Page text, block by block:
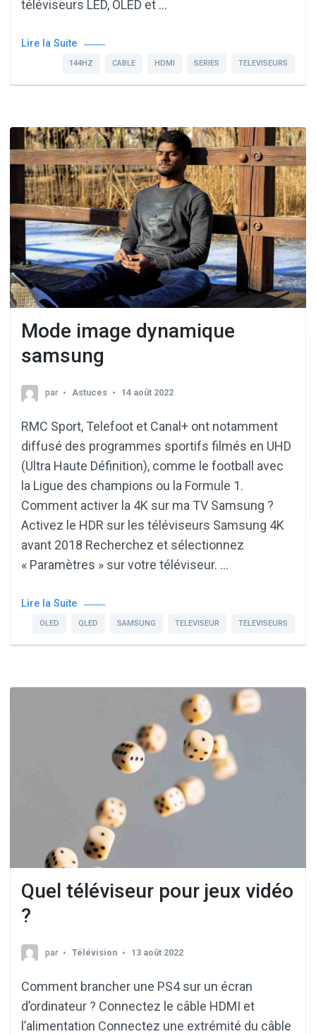
téléviseurs LED, OLED et …
Lire la Suite
144HZ CABLE HDMI SERIES TELEVISEURS
Mode image dynamique
samsung
par Astuces 14 août 2022
RMC Sport, Telefoot et Canal+ ont notamment
diffusé des programmes sportifs filmés en UHD
(Ultra Haute Définition), comme le football avec
la Ligue des champions ou la Formule 1.
Comment activer la 4K sur ma TV Samsung ?
Activez le HDR sur les téléviseurs Samsung 4K
avant 2018 Recherchez et sélectionnez
« Paramètres » sur votre téléviseur. …
Lire la Suite
OLED QLED SAMSUNG TELEVISEUR TELEVISEURS
Quel téléviseur pour jeux vidéo
?
par Télévision 13 août 2022
Comment brancher une PS4 sur un écran
d’ordinateur ? Connectez le câble HDMI et
l’alimentation Connectez une extrémité du câble